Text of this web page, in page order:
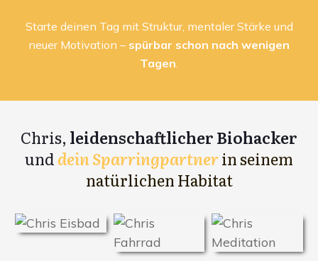
Starte deinen Tag mit Struktur, mentaler Stärke und
neuer Motivation – spürbar schon nach wenigen
Tagen
Chris, leidenschaftlicher Biohacker
unddein Sparringpartnerin seinem
natürlichen Habitat